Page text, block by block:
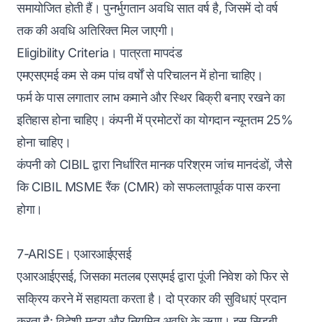
समायोजित होती हैं। पुनर्भुगतान अवधि सात वर्ष है, जिसमें दो वर्ष
तक की अवधि अतिरिक्त मिल जाएगी।
Eligibility Criteria। पात्रता मापदंड
एमएसएमई कम से कम पांच वर्षों से परिचालन में होना चाहिए।
फर्म के पास लगातार लाभ कमाने और स्थिर बिक्री बनाए रखने का
इतिहास होना चाहिए। कंपनी में प्रमोटरों का योगदान न्यूनतम 25%
होना चाहिए।
कंपनी को CIBIL द्वारा निर्धारित मानक परिश्रम जांच मानदंडों, जैसे
कि CIBIL MSME रैंक (CMR) को सफलतापूर्वक पास करना
होगा।
7-ARISE। एआरआईएसई
एआरआईएसई, जिसका मतलब एसएमई द्वारा पूंजी निवेश को फिर से
सक्रिय करने में सहायता करता है। दो प्रकार की सुविधाएं प्रदान